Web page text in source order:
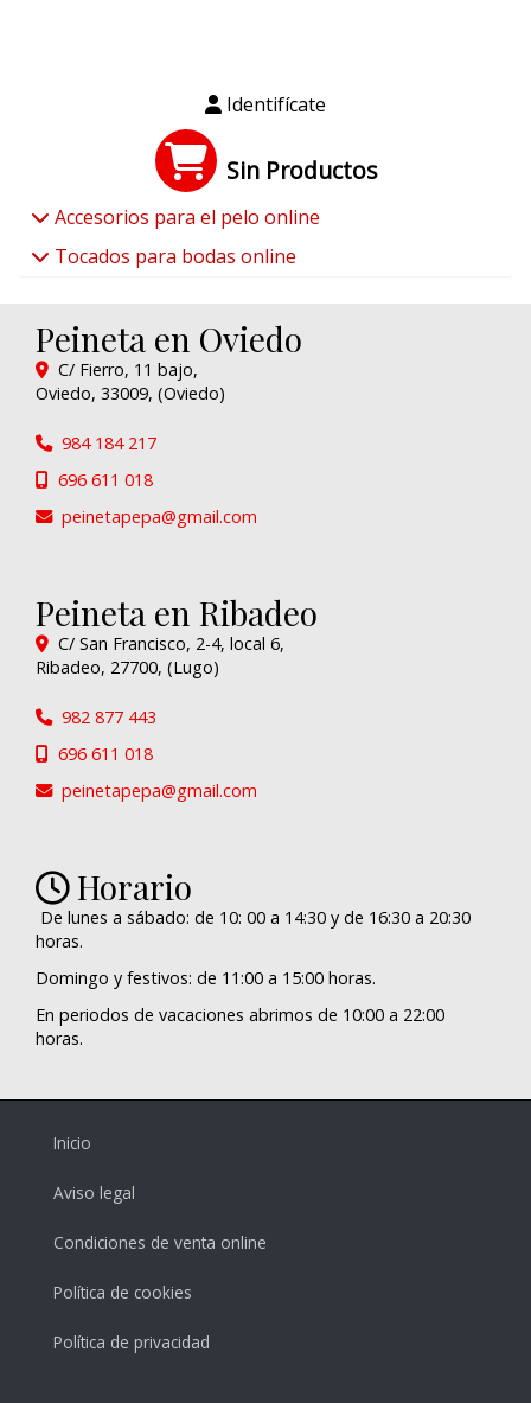
Identifícate
Sin Productos
Accesorios para el pelo online
Tocados para bodas online
Peineta en Oviedo
C/ Fierro, 11 bajo,
Oviedo, 33009, (Oviedo)
984 184 217
696 611 018
peinetapepa
gmail.com
Peineta en Ribadeo
C/ San Francisco, 2-4, local 6,
Ribadeo, 27700, (Lugo)
982 877 443
696 611 018
peinetapepa
gmail.com
Horario
De lunes a sábado: de 10: 00 a 14:30 y de 16:30 a 20:30
horas.
Domingo y festivos: de 11:00 a 15:00 horas.
En periodos de vacaciones abrimos de 10:00 a 22:00
horas.
Inicio
Aviso legal
Condiciones de venta online
Política de cookies
Política de privacidad